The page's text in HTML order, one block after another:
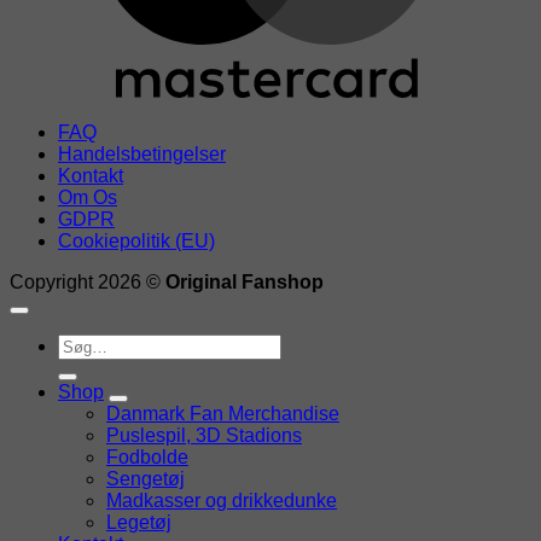
FAQ
Handelsbetingelser
Kontakt
Om Os
GDPR
Cookiepolitik (EU)
Copyright 2026 © Original Fanshop
Søg
efter:
Shop
Danmark Fan Merchandise
Puslespil, 3D Stadions
Fodbolde
Sengetøj
Madkasser og drikkedunke
Legetøj